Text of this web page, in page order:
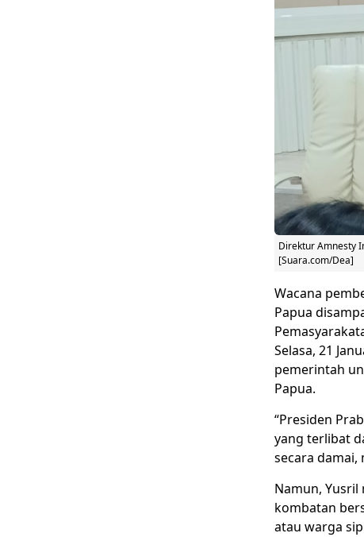
Direktur Amnesty
[Suara.com/Dea]
Wacana
Papua
Selasa, 21
pemerintah
Papua.
“Presiden
yang terlibat
secara damai,
Namun,
kombatan
atau warga